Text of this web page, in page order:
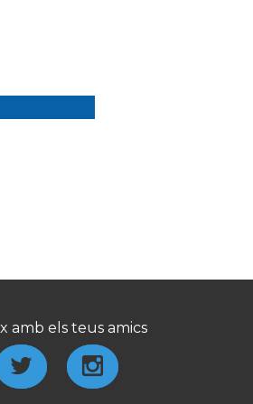
amb els teus amics